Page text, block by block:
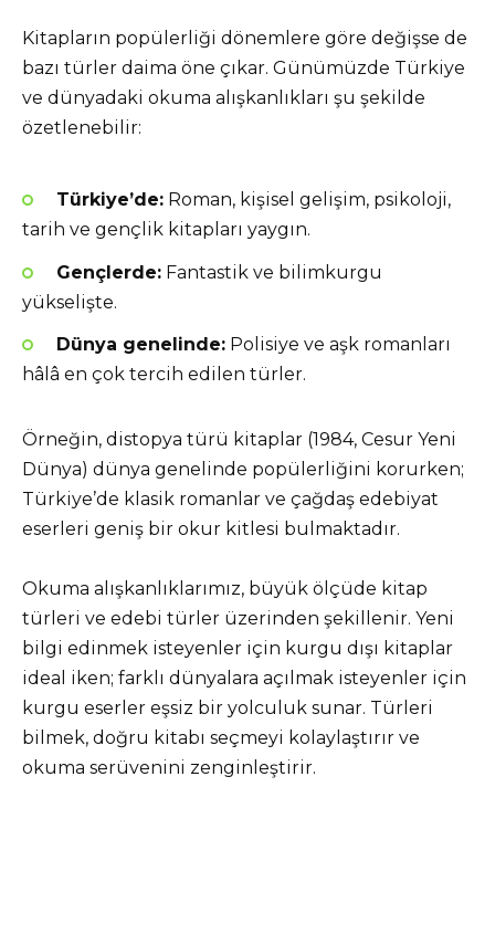
Kitapların popülerliği dönemlere göre değişse de
bazı türler daima öne çıkar. Günümüzde Türkiye
ve dünyadaki okuma alışkanlıkları şu şekilde
özetlenebilir:
Türkiye’de:Roman, kişisel gelişim, psikoloji,
tarih ve gençlik kitapları yaygın.
Gençlerde:Fantastik ve bilimkurgu
yükselişte.
Dünya genelinde:Polisiye ve aşk romanları
hâlâ en çok tercih edilen türler.
Örneğin, distopya türü kitaplar (1984, Cesur Yeni
Dünya) dünya genelinde popülerliğini korurken;
Türkiye’de klasik romanlar ve çağdaş edebiyat
eserleri geniş bir okur kitlesi bulmaktadır.
Okuma alışkanlıklarımız, büyük ölçüde kitap
türleri ve edebi türler üzerinden şekillenir. Yeni
bilgi edinmek isteyenler için kurgu dışı kitaplar
ideal iken; farklı dünyalara açılmak isteyenler için
kurgu eserler eşsiz bir yolculuk sunar. Türleri
bilmek, doğru kitabı seçmeyi kolaylaştırır ve
okuma serüvenini zenginleştirir.